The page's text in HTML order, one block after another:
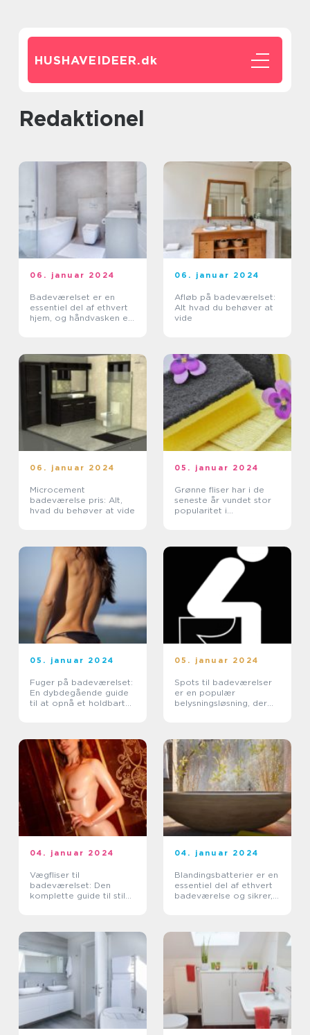
HUSHAVEIDEER.dk
redaktionel
06. januar 2024
Badeværelset er en
essentiel del af ethvert
hjem, og håndvasken er
06. januar 2024
Afløb på badeværelset:
Alt hvad du behøver at
vide
06. januar 2024
Microcement
badeværelse pris: Alt,
hvad du behøver at vide
05. januar 2024
Grønne fliser har i de
seneste år vundet stor
popularitet i
05. januar 2024
Fuger på badeværelset:
En dybdegående guide
til at opnå et holdbart
05. januar 2024
Spots til badeværelser
er en populær
belysningsløsning, der
funktionaliteten og
skaber en ...
04. januar 2024
Vægfliser til
badeværelset: Den
komplette guide til stil
04. januar 2024
Blandingsbatterier er en
essentiel del af ethvert
badeværelse og sikrer,
ønsker en va...